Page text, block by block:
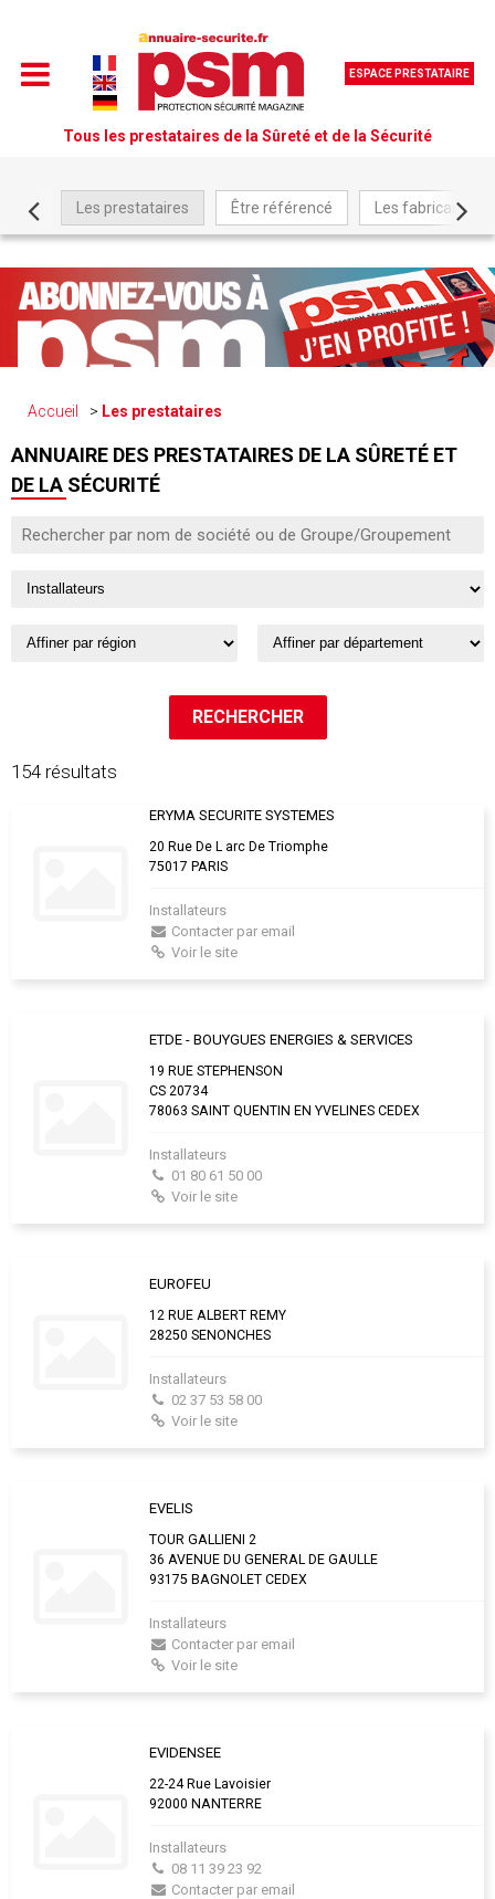
ESPACE PRESTATAIRE
Tous les prestataires de la Sûreté et de la Sécurité
Les prestataires Être référencé Les fabricants
Accueil Les prestataires
ANNUAIRE DES PRESTATAIRES DE LA SÛRETÉ ET
DE LA SÉCURITÉ
154 résultats
ERYMA SECURITE SYSTEMES
20 Rue De L arc De Triomphe
75017 PARIS
Installateurs
Contacter par email
Voir le site
ETDE - BOUYGUES ENERGIES & SERVICES
19 RUE STEPHENSON
CS 20734
78063 SAINT QUENTIN EN YVELINES CEDEX
Installateurs
01 80 61 50 00
Voir le site
EUROFEU
12 RUE ALBERT REMY
28250 SENONCHES
Installateurs
02 37 53 58 00
Voir le site
EVELIS
TOUR GALLIENI 2
36 AVENUE DU GENERAL DE GAULLE
93175 BAGNOLET CEDEX
Installateurs
Contacter par email
Voir le site
EVIDENSEE
22-24 Rue Lavoisier
92000 NANTERRE
Installateurs
08 11 39 23 92
Contacter par email